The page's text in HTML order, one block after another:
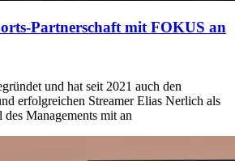
Partnerschaft mit FOKUS an
und hat seit 2021 auch den
erfolgreichen Streamer Elias Nerlich als
Managements mit an